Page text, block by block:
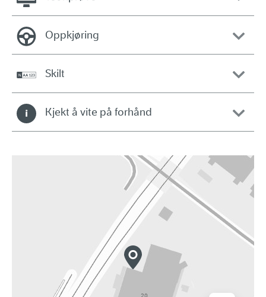
Oppkjøring
Skilt
Kjekt å vite på forhånd